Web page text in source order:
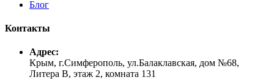
Блог
Контакты
Адрес:
Крым, г.Симферополь, ул.Балаклавская, дом №68,
Литера В, этаж 2, комната 131